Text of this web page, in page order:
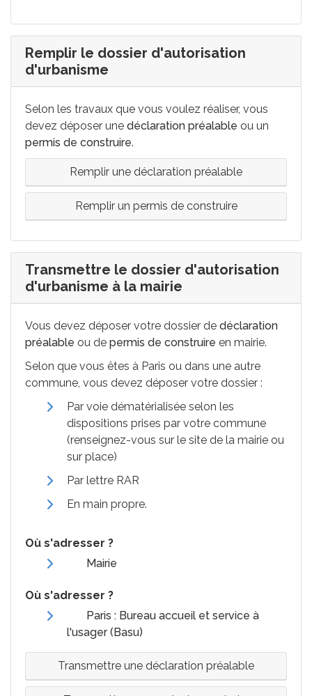
Remplir le dossier d'autorisation
d'urbanisme
Selon les travaux que vous voulez réaliser, vous
devez déposer une déclaration préalable ou un
permis de construire.
Remplir une déclaration préalable
Remplir un permis de construire
Transmettre le dossier d'autorisation
d'urbanisme à la mairie
Vous devez déposer votre dossier de déclaration
préalable ou de permis de construire en mairie.
Selon que vous êtes à Paris ou dans une autre
commune, vous devez déposer votre dossier :
Par voie dématérialisée selon les
dispositions prises par votre commune
(renseignez-vous sur le site de la mairie ou
sur place)
Par lettre RAR
En main propre.
Où s'adresser ?
Mairie
Où s'adresser ?
Paris : Bureau accueil et service à
l'usager (Basu)
Transmettre une déclaration préalable